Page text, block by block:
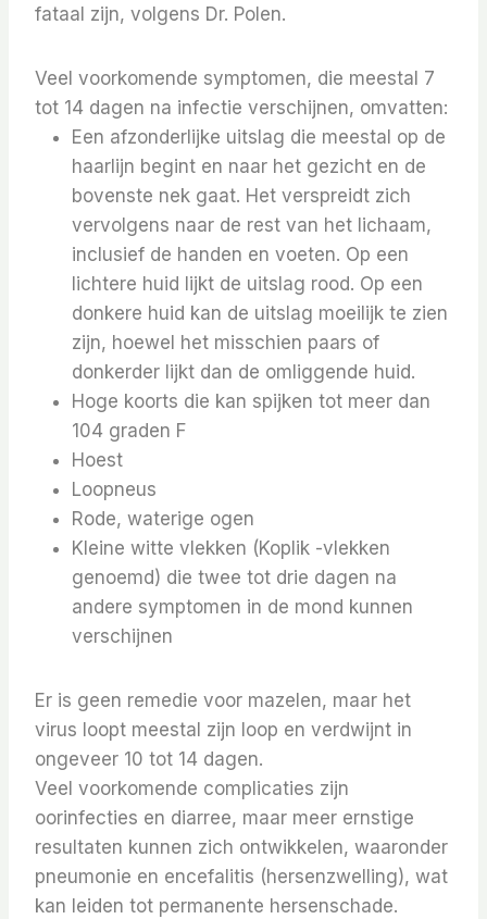
fataal zijn, volgens Dr. Polen.
Veel voorkomende symptomen, die meestal 7
tot 14 dagen na infectie verschijnen, omvatten:
Een afzonderlijke uitslag die meestal op de
haarlijn begint en naar het gezicht en de
bovenste nek gaat. Het verspreidt zich
vervolgens naar de rest van het lichaam,
inclusief de handen en voeten. Op een
lichtere huid lijkt de uitslag rood. Op een
donkere huid kan de uitslag moeilijk te zien
zijn, hoewel het misschien paars of
donkerder lijkt dan de omliggende huid.
Hoge koorts die kan spijken tot meer dan
104 graden F
Hoest
Loopneus
Rode, waterige ogen
Kleine witte vlekken (Koplik -vlekken
genoemd) die twee tot drie dagen na
andere symptomen in de mond kunnen
verschijnen
Er is geen remedie voor mazelen, maar het
virus loopt meestal zijn loop en verdwijnt in
ongeveer 10 tot 14 dagen.
Veel voorkomende complicaties zijn
oorinfecties en diarree, maar meer ernstige
resultaten kunnen zich ontwikkelen, waaronder
pneumonie en encefalitis (hersenzwelling), wat
kan leiden tot permanente hersenschade.